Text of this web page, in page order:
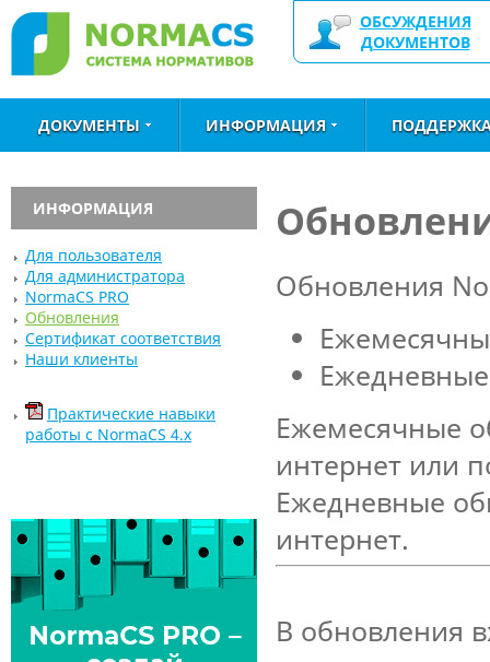
ОБСУЖДЕНИЯ
ДОКУМЕНТОВ
ДОКУМЕНТЫ ИНФОРМАЦИЯ
ИНФОРМАЦИЯ
Для пользователя
Для администратора
NormaCS PRO
Обновления
Сертификат соответствия
Наши клиенты
Практические навыки
работы с NormaCS 4.x
Обновления
Ежедневные
Ежемесячные
интернет или
Ежедневные
интернет.
В обновления